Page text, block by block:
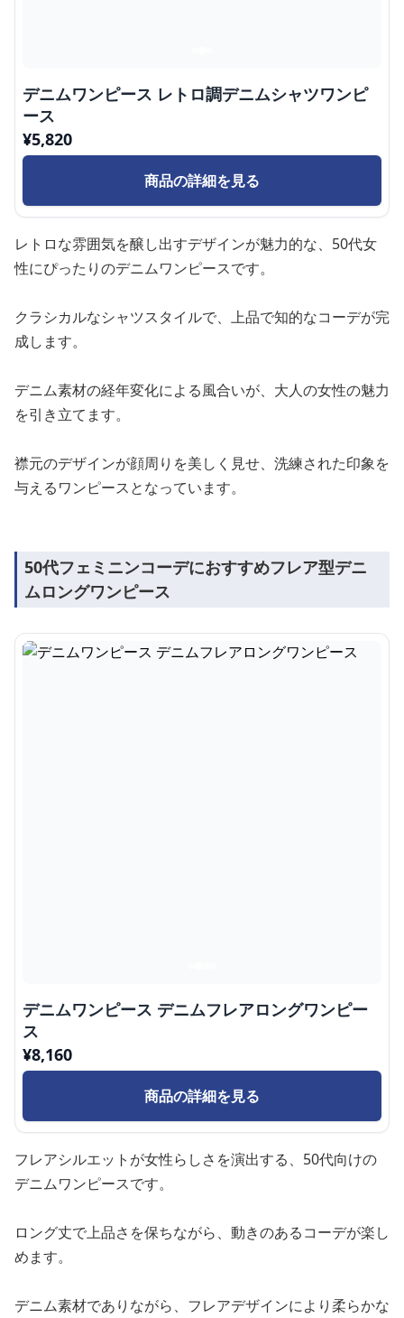
デニムワンピース レトロ調デニムシャツワンピ
ース
¥5,820
商品の詳細を見る
レトロな雰囲気を醸し出すデザインが魅力的な、50代女
性にぴったりのデニムワンピースです。
クラシカルなシャツスタイルで、上品で知的なコーデが完
成します。
デニム素材の経年変化による風合いが、大人の女性の魅力
を引き立てます。
襟元のデザインが顔周りを美しく見せ、洗練された印象を
与えるワンピースとなっています。
50代フェミニンコーデにおすすめフレア型デニ
ムロングワンピース
デニムワンピース デニムフレアロングワンピー
ス
¥8,160
商品の詳細を見る
フレアシルエットが女性らしさを演出する、50代向けの
デニムワンピースです。
ロング丈で上品さを保ちながら、動きのあるコーデが楽し
めます。
デニム素材でありながら、フレアデザインにより柔らかな